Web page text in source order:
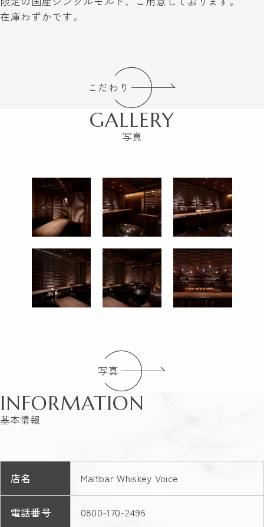
在庫わずかです。
こだわり
GALLERY
写真
写真
INFORMATION
基本情報
店名 Maltbar Whiskey Voice
電話番号 0800-170-2496